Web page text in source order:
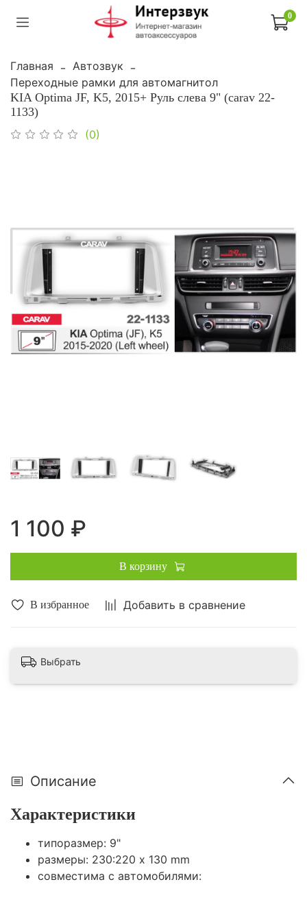
0
Главная
Автозвук
Переходные рамки для автомагнитол
KIA Optima JF, K5, 2015+ Руль слева 9" (carav 22-
1133)
(0)
В избранное Добавить в сравнение
1 100 ₽
В корзину
Выбрать
Описание
Характеристики
типоразмер: 9"
размеры: 230:220 x 130 mm
совместима с автомобилями: